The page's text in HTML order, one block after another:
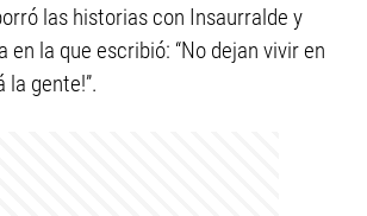
las historias con Insaurralde y
en la que escribió: “No dejan vivir en
la gente!”.